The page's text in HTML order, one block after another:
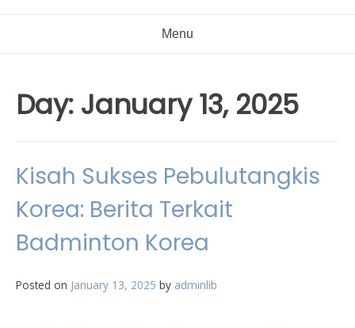
Menu
Day: January 13, 2025
Kisah Sukses Pebulutangkis
Korea: Berita Terkait
Badminton Korea
Posted on January 13, 2025 by adminlib